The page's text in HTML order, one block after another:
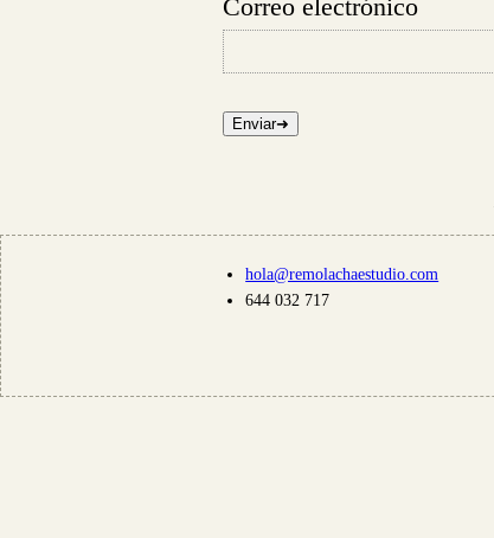
Correo electrónico
hola@remolachaestudio.com
644 032 717